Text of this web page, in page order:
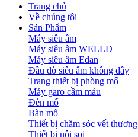
Trang chủ
Về chúng tôi
Sản Phẩm
Máy siêu âm
Máy siêu âm WELLD
Máy siêu âm Edan
Đầu dò siêu âm không dây
Trang thiết bị phòng mổ
Máy garo cầm máu
Đèn mổ
Bàn mổ
Thiết bị chăm sóc vết thương
Thiết bị nội soi